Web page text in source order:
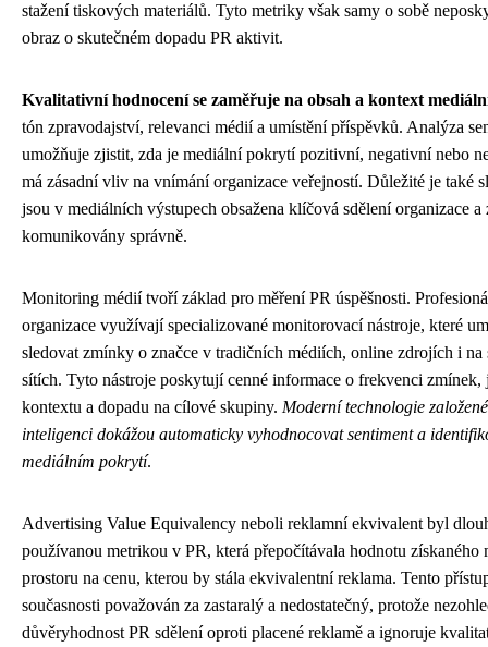
stažení tiskových materiálů. Tyto metriky však samy o sobě
obraz o skutečném dopadu PR aktivit.
Kvalitativní hodnocení se zaměřuje na obsah a kontext
tón zpravodajství, relevanci médií a umístění příspěvků. Analýza
umožňuje zjistit, zda je mediální pokrytí pozitivní, negativní nebo
má zásadní vliv na vnímání organizace veřejností. Důležité je také
jsou v mediálních výstupech obsažena klíčová sdělení organizace a
komunikovány správně.
Monitoring médií tvoří základ pro měření PR úspěšnosti.
organizace využívají specializované monitorovací nástroje, které
sledovat zmínky o značce v tradičních médiích, online zdrojích i na
sítích. Tyto nástroje poskytují cenné informace o frekvenci zmínek,
kontextu a dopadu na cílové skupiny. Moderní technologie
inteligenci dokážou automaticky vyhodnocovat sentiment a
mediálním pokrytí.
Advertising Value Equivalency neboli reklamní ekvivalent byl
používanou metrikou v PR, která přepočítávala hodnotu získaného
prostoru na cenu, kterou by stála ekvivalentní reklama. Tento
současnosti považován za zastaralý a nedostatečný, protože
důvěryhodnost PR sdělení oproti placené reklamě a ignoruje